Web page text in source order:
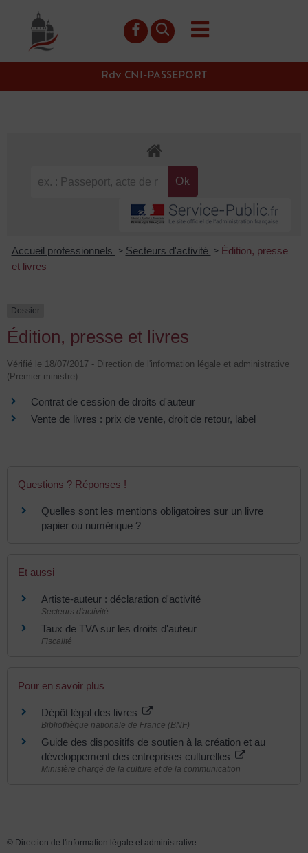
principal
Rdv CNI-PASSEPORT
Accueil professionnels > Secteurs d'activité > Édition, presse
et livres
Dossier
Édition, presse et livres
Vérifié le 18/07/2017 - Direction de l'information légale et administrative
(Premier ministre)
Contrat de cession de droits d'auteur
Vente de livres : prix de vente, droit de retour, label
Questions ? Réponses !
Quelles sont les mentions obligatoires sur un livre
papier ou numérique ?
Et aussi
Artiste-auteur : déclaration d'activité
Secteurs d'activité
Taux de TVA sur les droits d'auteur
Fiscalité
Pour en savoir plus
Dépôt légal des livres
Bibliothèque nationale de France (BNF)
Guide des dispositifs de soutien à la création et au
développement des entreprises culturelles
Ministère chargé de la culture et de la communication
© Direction de l'information légale et administrative